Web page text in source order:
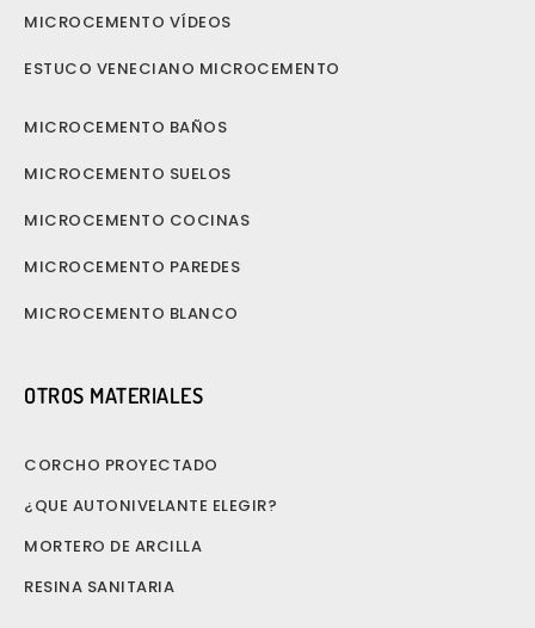
OTROS MATERIALES
CORCHO PROYECTADO
¿QUE AUTONIVELANTE ELEGIR?
MORTERO DE ARCILLA
RESINA SANITARIA
MICROCEMENTO BAÑOS
MICROCEMENTO SUELOS
MICROCEMENTO COCINAS
MICROCEMENTO PAREDES
MICROCEMENTO BLANCO
MICROCEMENTO VÍDEOS
ESTUCO VENECIANO MICROCEMENTO